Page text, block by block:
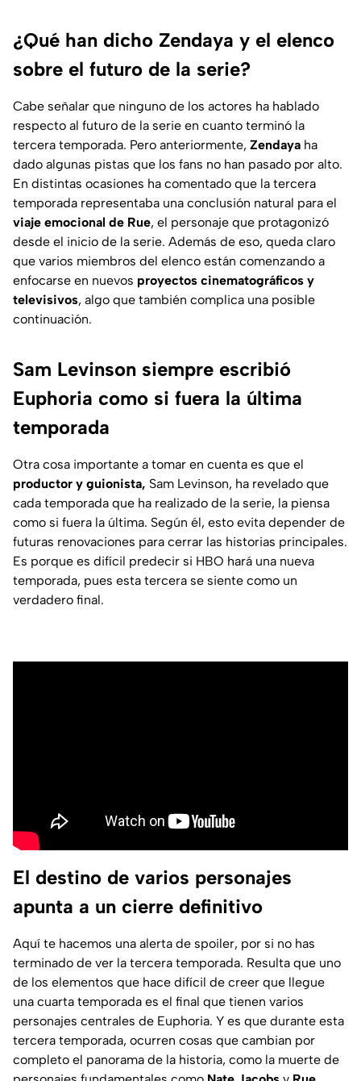
¿Qué han dicho Zendaya y el elenco
sobre el futuro de la serie?
Cabe señalar que ninguno de los actores ha hablado
respecto al futuro de la serie en cuanto terminó la
tercera temporada. Pero anteriormente, Zendaya ha
dado algunas pistas que los fans no han pasado por alto.
En distintas ocasiones ha comentado que la tercera
temporada representaba una conclusión natural para el
viaje emocional de Rue, el personaje que protagonizó
desde el inicio de la serie. Además de eso, queda claro
que varios miembros del elenco están comenzando a
enfocarse en nuevos proyectos cinematográficos y
televisivos, algo que también complica una posible
continuación.
Sam Levinson siempre escribió
Euphoria como si fuera la última
temporada
Otra cosa importante a tomar en cuenta es que el
productor y guionista, Sam Levinson, ha revelado que
cada temporada que ha realizado de la serie, la piensa
como si fuera la última. Según él, esto evita depender de
futuras renovaciones para cerrar las historias principales.
Es porque es difícil predecir si HBO hará una nueva
temporada, pues esta tercera se siente como un
verdadero final.
El destino de varios personajes
apunta a un cierre definitivo
Aquí te hacemos una alerta de spoiler, por si no has
terminado de ver la tercera temporada. Resulta que uno
de los elementos que hace difícil de creer que llegue
una cuarta temporada es el final que tienen varios
personajes centrales de Euphoria. Y es que durante esta
tercera temporada, ocurren cosas que cambian por
completo el panorama de la historia, como la muerte de